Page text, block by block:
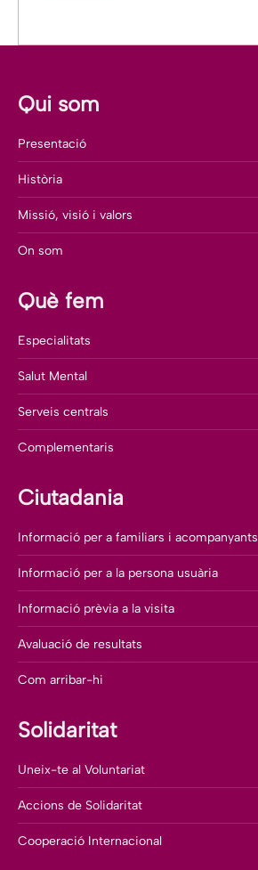
Qui som
Presentació
Història
Missió, visió i valors
On som
Què fem
Especialitats
Salut Mental
Serveis centrals
Complementaris
Ciutadania
Informació per a familiars i acompanyants
Informació per a la persona usuària
Informació prèvia a la visita
Avaluació de resultats
Com arribar-hi
Solidaritat
Uneix-te al Voluntariat
Accions de Solidaritat
Cooperació Internacional